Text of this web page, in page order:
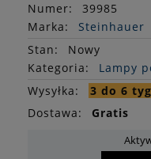
Numer:
39985
Marka:
Steinhauer
Stan:
Nowy
Kategoria:
Lampy
Wysyłka:
3 do 6
Dostawa:
Gratis